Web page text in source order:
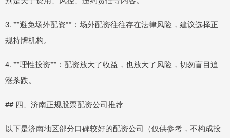
3. **避免场外配资**：场外配资往往存在法律风险，建议选择正
规持牌机构。
4. **理性投资**：配资放大了收益，也放大了风险，切勿盲目追
涨杀跌。
## 四、济南正规股票配资公司推荐
以下是济南地区部分口碑较好的配资公司（仅供参考，不构成投